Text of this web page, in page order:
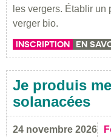
les vergers. Établir un
verger bio.
INSCRIPTION EN
Je produis
solanacées
24 novembre 2026